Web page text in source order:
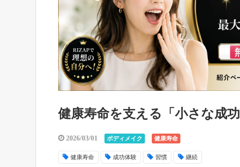
健康寿命を支える「小さな成
2026/03/01 ボディメイク 健康寿命
健康寿命 成功体験 習慣 継続